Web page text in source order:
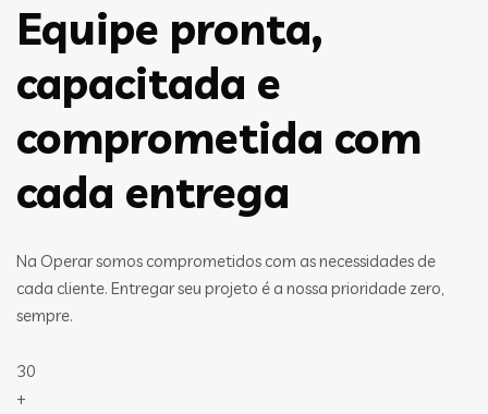
Equipe pronta,
capacitada e
comprometida com
cada entrega
Na Operar somos comprometidos com as necessidades de
cada cliente. Entregar seu projeto é a nossa prioridade zero,
sempre.
30
+